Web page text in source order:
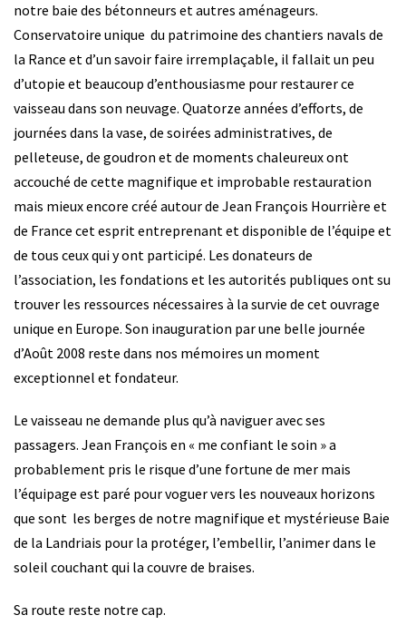
notre baie des bétonneurs et autres aménageurs.
Conservatoire unique du patrimoine des chantiers navals de
la Rance et d’un savoir faire irremplaçable, il fallait un peu
d’utopie et beaucoup d’enthousiasme pour restaurer ce
vaisseau dans son neuvage. Quatorze années d’efforts, de
journées dans la vase, de soirées administratives, de
pelleteuse, de goudron et de moments chaleureux ont
accouché de cette magnifique et improbable restauration
mais mieux encore créé autour de Jean François Hourrière et
de France cet esprit entreprenant et disponible de l’équipe et
de tous ceux qui y ont participé. Les donateurs de
l’association, les fondations et les autorités publiques ont su
trouver les ressources nécessaires à la survie de cet ouvrage
unique en Europe. Son inauguration par une belle journée
d’Août 2008 reste dans nos mémoires un moment
exceptionnel et fondateur.
Le vaisseau ne demande plus qu’à naviguer avec ses
passagers. Jean François en « me confiant le soin » a
probablement pris le risque d’une fortune de mer mais
l’équipage est paré pour voguer vers les nouveaux horizons
que sont les berges de notre magnifique et mystérieuse Baie
de la Landriais pour la protéger, l’embellir, l’animer dans le
soleil couchant qui la couvre de braises.
Sa route reste notre cap.